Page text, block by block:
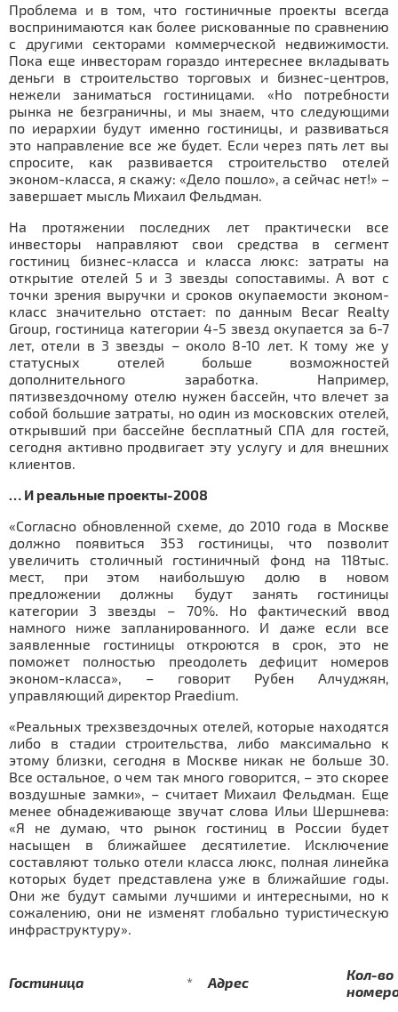
Проблема и в том, что гостиничные проекты всегда
воспринимаются как более рискованные по сравнению
с другими секторами коммерческой недвижимости.
Пока еще инвесторам гораздо интереснее вкладывать
деньги в строительство торговых и бизнес-центров,
нежели заниматься гостиницами. «Но потребности
рынка не безграничны, и мы знаем, что следующими
по иерархии будут именно гостиницы, и развиваться
это направление все же будет. Если через пять лет вы
спросите, как развивается строительство отелей
эконом-класса, я скажу: «Дело пошло», а сейчас нет!» –
завершает мысль Михаил Фельдман.
На протяжении последних лет практически все
инвесторы направляют свои средства в сегмент
гостиниц бизнес-класса и класса люкс: затраты на
открытие отелей 5 и 3 звезды сопоставимы. А вот с
точки зрения выручки и сроков окупаемости эконом-
класс значительно отстает: по данным Becar Realty
Group, гостиница категории 4-5 звезд окупается за 6-7
лет, отели в 3 звезды – около 8-10 лет. К тому же у
статусных отелей больше возможностей
дополнительного заработка. Например,
пятизвездочному отелю нужен бассейн, что влечет за
собой большие затраты, но один из московских отелей,
открывший при бассейне бесплатный СПА для гостей,
сегодня активно продвигает эту услугу и для внешних
клиентов.
… И реальные проекты-2008
«Согласно обновленной схеме, до 2010 года в Москве
должно появиться 353 гостиницы, что позволит
увеличить столичный гостиничный фонд на 118тыс.
мест, при этом наибольшую долю в новом
предложении должны будут занять гостиницы
категории 3 звезды – 70%. Но фактический ввод
намного ниже запланированного. И даже если все
заявленные гостиницы откроются в срок, это не
поможет полностью преодолеть дефицит номеров
эконом-класса», – говорит Рубен Алчуджян,
управляющий директор Praedium.
«Реальных трехзвездочных отелей, которые находятся
либо в стадии строительства, либо максимально к
этому близки, сегодня в Москве никак не больше 30.
Все остальное, о чем так много говорится, – это скорее
воздушные замки», – считает Михаил Фельдман. Еще
менее обнадеживающе звучат слова Ильи Шершнева:
«Я не думаю, что рынок гостиниц в России будет
насыщен в ближайшее десятилетие. Исключение
составляют только отели класса люкс, полная линейка
которых будет представлена уже в ближайшие годы.
Они же будут самыми лучшими и интересными, но к
сожалению, они не изменят глобально туристическую
инфраструктуру».
Гостиница * Адрес
Кол-во